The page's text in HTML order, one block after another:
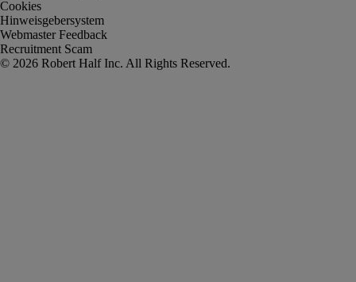
Cookies
Hinweisgebersystem
Webmaster Feedback
Recruitment Scam